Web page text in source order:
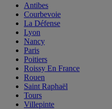
Antibes
Courbevoie
La Défense
Lyon
Nancy
Paris
Poitiers
Roissy En France
Rouen
Saint Raphaël
Tours
Villepinte